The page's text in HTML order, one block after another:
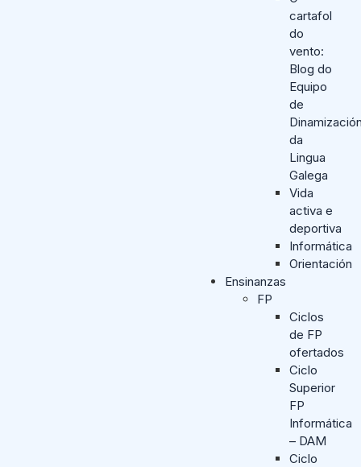
cartafol
do
vento:
Blog do
Equipo
de
da
Lingua
Galega
Vida
activa e
deportiva
Informática
Orientación
Ensinanzas
FP
Ciclos
de FP
ofertados
Ciclo
Superior
FP
Informática
– DAM
Ciclo